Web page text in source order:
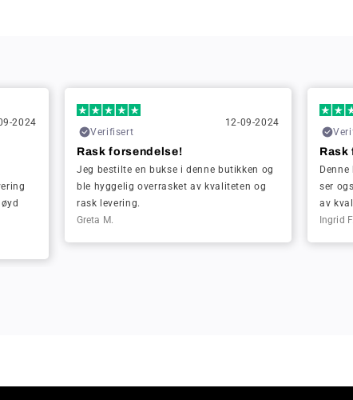
2024
Verifisert
12-09-2024
Rask forsendelse!
Jeg bestilte en bukse i denne butikken og
ble hyggelig overrasket av kvaliteten og
rask levering.
Greta M.
Rask
ser
av
Ingrid F.